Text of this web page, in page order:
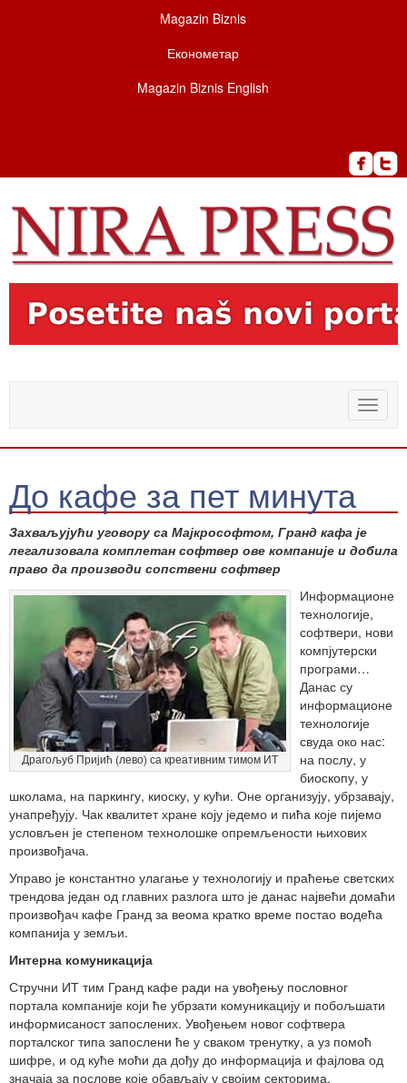
Magazin Biznis
Економетар
Magazin Biznis English
Toggle
До кафе за пет минута
Захваљујући уговору са Мајкрософтом, Гранд кафа је
легализовала комплетан софтвер ове компаније и добила
право да производи сопствени софтвер
Драгољуб Пријић (лево) са креативним тимом ИТ
Информационе
технологије,
софтвери, нови
компјутерски
програми…
Данас су
информационе
технологије
свуда око нас:
на послу, у
биоскопу, у
школама, на паркингу, киоску, у кући. Оне организују, убрзавају,
унапређују. Чак квалитет хране коју једемо и пића које пијемо
условљен је степеном технолошке опремљености њихових
произвођача.
Управо је константно улагање у технологију и праћење светских
трендова један од главних разлога што је данас највећи домаћи
произвођач кафе Гранд за веома кратко време постао водећа
компанија у земљи.
Интерна комуникација
Стручни ИТ тим Гранд кафе ради на увођењу пословног
портала компаније који ће убрзати комуникацију и побољшати
информисаност запослених. Увођењем новог софтвера
порталског типа запослени ће у сваком тренутку, а уз помоћ
шифре, и од куће моћи да дођу до информација и фајлова од
значаја за послове које обављају у својим секторима.